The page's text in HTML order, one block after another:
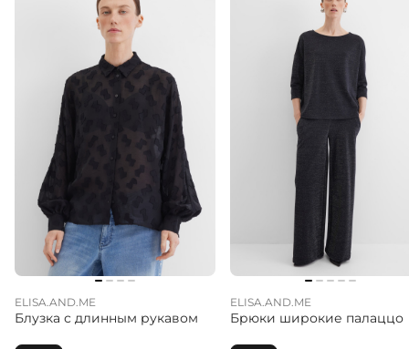
ELISA.AND.ME
Блузка с длинным рукавом
ELISA.AND.ME
Брюки широкие палаццо